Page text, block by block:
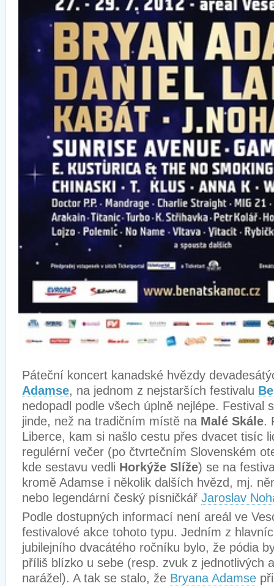
Páteční koncert kanadské hvězdy
Adamse, na jednom z nejstarších festivalu
nedopadl podle všech úplně nejlépe. Festival
jinde, než na tradičním místě na Malé Skále.
Liberce, kam si našlo cestu přes dvacet tisíc
regulérní večer (po čtvrtečním Slovenském
kde sestavu vedli Horkýže Slíže) se na
kromě Adamse i několik dalších hvězd, mj.
nebo legendární český písničkář Jaroslav
Podle dostupných informací není areál ve
festivalové akce tohoto typu. Jedním z
jubilejního dvacátého ročníku bylo, že pódia
příliš blízko u sebe (resp. zvuk z jednotlivých
narážel). A tak se stalo, že Bryana Adamse